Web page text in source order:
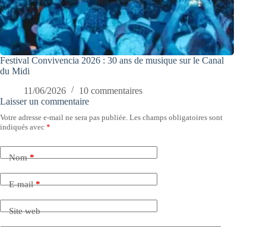
Festival Convivencia 2026 : 30 ans de musique sur le Canal
du Midi
11/06/2026
10 commentaires
Laisser un commentaire
Votre adresse e-mail ne sera pas publiée. Les champs obligatoires sont
indiqués avec *
Nom*
E-mail*
Site web